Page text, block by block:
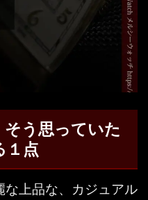
う思っていた
１点
上品な、カジュアル